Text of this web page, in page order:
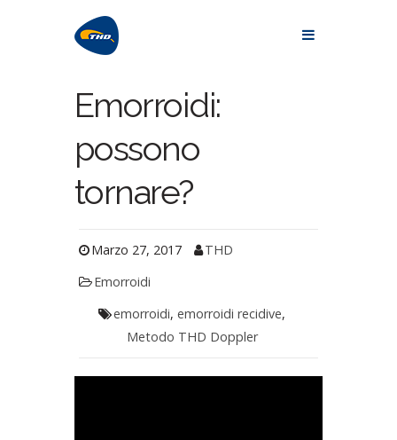
Emorroidi:
possono
tornare?
Marzo 27, 2017
THD
Emorroidi
emorroidi,emorroidi recidive,
Metodo THD Doppler